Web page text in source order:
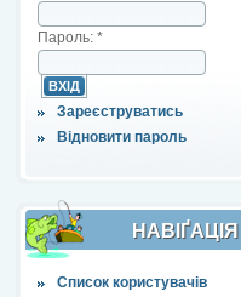
Пароль: *
Зареєструватись
Відновити пароль
НАВІҐАЦІЯ
Список користувачів